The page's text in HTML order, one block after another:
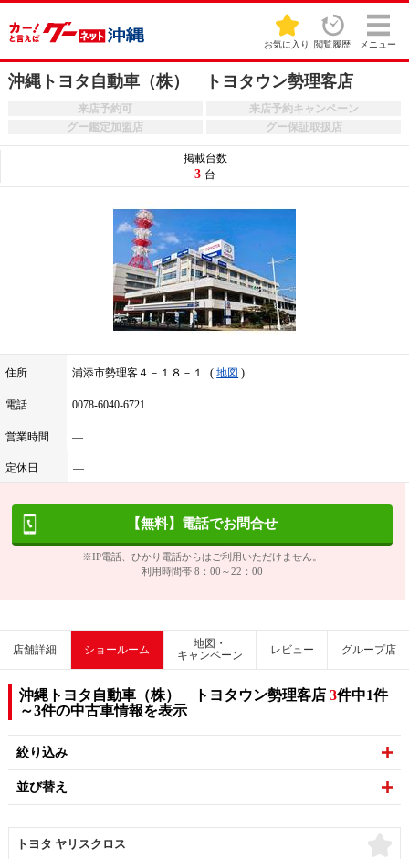
お気に入り 閲覧履歴 メニュー
沖縄トヨタ自動車（株） トヨタウン勢理客店
来店予約可
来店予約キャンペーン
グー鑑定加盟店
グー保証取扱店
住所 浦添市勢理客４－１８－１ 地図
電話 0078-6040-6721
営業時間 ―
定休日 ―
掲載台数
3 台
【無料】電話でお問合せ
※IP電話、ひかり電話からはご利用いただけません。
利用時間帯 8：00～22：00
店舗詳細 ショールーム
地図・
キャンペーン
レビュー グループ店
沖縄トヨタ自動車（株） トヨタウン勢理客店3件中1件
～3件の中古車情報を表示
絞り込み
並び替え
トヨタ ヤリスクロス